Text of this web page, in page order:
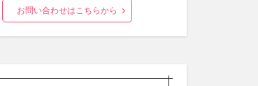
お問い合わせはこちらから